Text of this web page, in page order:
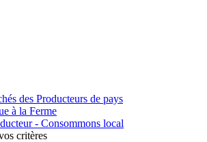
des Producteurs de pays
à la Ferme
- Consommons local
critères